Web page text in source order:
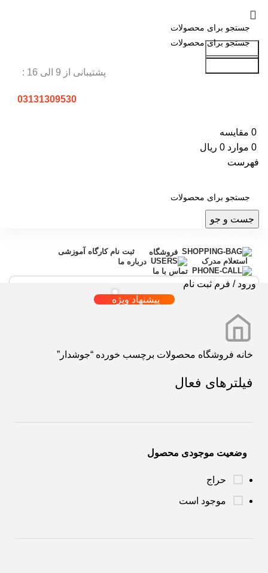
جست و جو
پشتیبانی از 9 الی 16 :
03131309530
0 مقایسه
0 موارد 0 ریال
فهرست
جست و جو
فروشگاه
ثبت نام کارگاه آموزشی
استعلام مدرک
درباره ما
تماس با ما
ورود / فرم ثبت نام
پیشنهاد ویژه
خانه فروشگاه محصولات برچسب خورده “جوشدار”
فیلترهای فعال
وضعیت موجودی محصول
حراج
موجود است